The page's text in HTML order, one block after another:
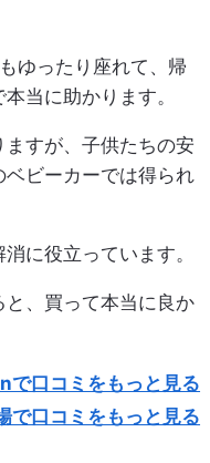
ゆったり座れて、帰
当に助かります。
すが、子供たちの安
ビーカーでは得られ
に役立っています。
、買って本当に良か
で口コミをもっと見る
で口コミをもっと見る